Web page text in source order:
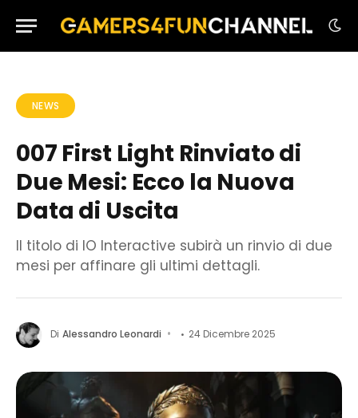
NEWS
007 First Light Rinviato di
Due Mesi: Ecco la Nuova
Data di Uscita
Il titolo di IO Interactive subirà un rinvio di due
mesi per affinare gli ultimi dettagli.
Di Alessandro Leonardi 24 Dicembre 2025